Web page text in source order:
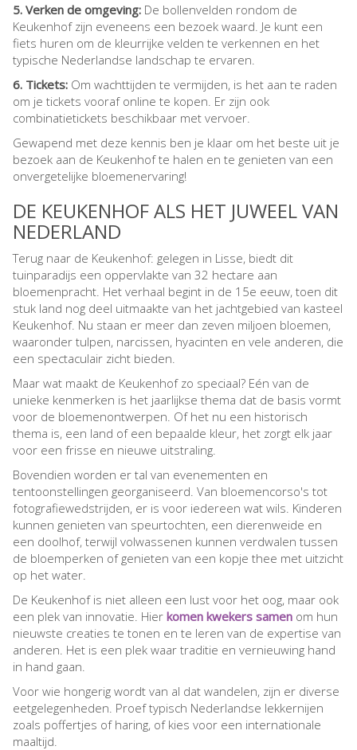
5. Verken de omgeving: De bollenvelden rondom de
Keukenhof zijn eveneens een bezoek waard. Je kunt een
fiets huren om de kleurrijke velden te verkennen en het
typische Nederlandse landschap te ervaren.
6. Tickets: Om wachttijden te vermijden, is het aan te raden
om je tickets vooraf online te kopen. Er zijn ook
combinatietickets beschikbaar met vervoer.
Gewapend met deze kennis ben je klaar om het beste uit je
bezoek aan de Keukenhof te halen en te genieten van een
onvergetelijke bloemenervaring!
DE KEUKENHOF ALS HET JUWEEL VAN
NEDERLAND
Terug naar de Keukenhof: gelegen in Lisse, biedt dit
tuinparadijs een oppervlakte van 32 hectare aan
bloemenpracht. Het verhaal begint in de 15e eeuw, toen dit
stuk land nog deel uitmaakte van het jachtgebied van kasteel
Keukenhof. Nu staan er meer dan zeven miljoen bloemen,
waaronder tulpen, narcissen, hyacinten en vele anderen, die
een spectaculair zicht bieden.
Maar wat maakt de Keukenhof zo speciaal? Eén van de
unieke kenmerken is het jaarlijkse thema dat de basis vormt
voor de bloemenontwerpen. Of het nu een historisch
thema is, een land of een bepaalde kleur, het zorgt elk jaar
voor een frisse en nieuwe uitstraling.
Bovendien worden er tal van evenementen en
tentoonstellingen georganiseerd. Van bloemencorso's tot
fotografiewedstrijden, er is voor iedereen wat wils. Kinderen
kunnen genieten van speurtochten, een dierenweide en
een doolhof, terwijl volwassenen kunnen verdwalen tussen
de bloemperken of genieten van een kopje thee met uitzicht
op het water.
De Keukenhof is niet alleen een lust voor het oog, maar ook
een plek van innovatie. Hier komen kwekers samen om hun
nieuwste creaties te tonen en te leren van de expertise van
anderen. Het is een plek waar traditie en vernieuwing hand
in hand gaan.
Voor wie hongerig wordt van al dat wandelen, zijn er diverse
eetgelegenheden. Proef typisch Nederlandse lekkernijen
zoals poffertjes of haring, of kies voor een internationale
maaltijd.